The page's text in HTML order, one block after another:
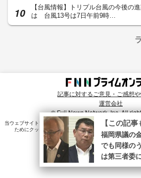
【台風情報】トリプル台風の今後の
は 台風13号は7日午前9時…
記事に対するご意見・ご感想
運営会社
© Fuji News Network, Inc. All
当ウェブサイトでは、ユーザのニーズ・興味・関⼼に合致し
ためにクッキーを使⽤しています。詳細は、
プライバシ
【この記事
福岡県議の
でも同様の
は第三者委